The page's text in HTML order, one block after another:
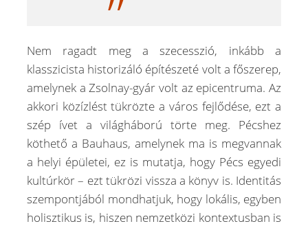
Nem ragadt meg a szecesszió, inkább a
klasszicista historizáló építészeté volt a főszerep,
amelynek a Zsolnay-gyár volt az epicentruma. Az
akkori közízlést tükrözte a város fejlődése, ezt a
szép ívet a világháború törte meg. Pécshez
köthető a Bauhaus, amelynek ma is megvannak
a helyi épületei, ez is mutatja, hogy Pécs egyedi
kultúrkör – ezt tükrözi vissza a könyv is. Identitás
szempontjából mondhatjuk, hogy lokális, egyben
holisztikus is, hiszen nemzetközi kontextusban is